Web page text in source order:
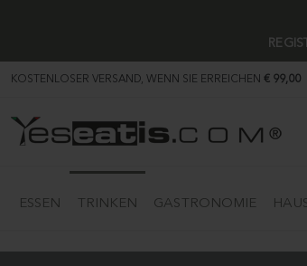
KOSTENLOSER VERSAND, WENN SIE ERREICHEN € 99,00
ESSEN TRINKEN GASTRONOMIE